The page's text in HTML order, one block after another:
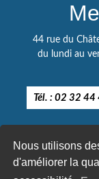
Nous utilisons
d'améliorer la
44 rue du
du lundi au
Tél. : 02 32 44